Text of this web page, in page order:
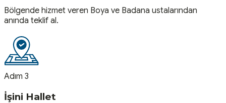
Bölgende hizmet veren Boya ve Badana ustalarından
anında teklif al.
Adım 3
İşini Hallet